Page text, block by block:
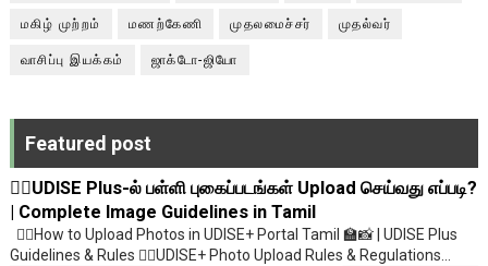
மகிழ் முற்றம் மணற்கேணி முதலமைச்சர் முதல்வர்
வாசிப்பு இயக்கம் ஜாக்டோ-ஜியோ
Featured post
💁‍♂️UDISE Plus-ல் பள்ளி புகைப்படங்கள் Upload செய்வது எப்படி?
| Complete Image Guidelines in Tamil
💁‍♂️How to Upload Photos in UDISE+ Portal Tamil 🏫📸 | UDISE Plus
Guidelines & Rules 💁‍♂️UDISE+ Photo Upload Rules & Regulations...